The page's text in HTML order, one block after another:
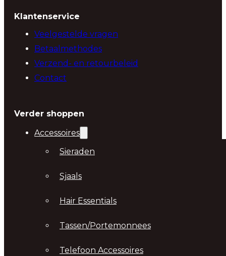
Klantenservice
Veelgestelde vragen
Betaalmethodes
Verzend- en retourbeleid
Contact
Verder shoppen
Accessoires
Sieraden
Sjaals
Hair Essentials
Tassen/Portemonnees
Telefoon Accessoires